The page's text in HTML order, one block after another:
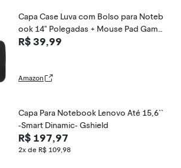
Capa Case Luva com Bolso para Noteb
ook 14" Polegadas + Mouse Pad Gamer
base antiderrapante com bordas costu
R$ 39,99
Amazon
Capa Para Notebook Lenovo Até 15,6``
-Smart Dinamic- Gshield
R$ 197,97
2x de R$ 109,98